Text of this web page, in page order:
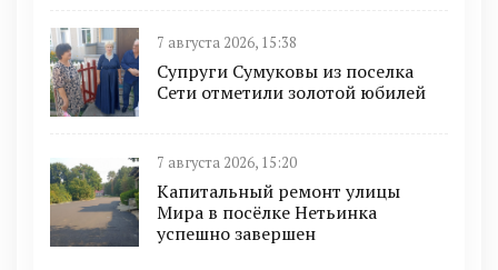
7 августа 2026, 15:38
Супруги Сумуковы из поселка
Сети отметили золотой юбилей
7 августа 2026, 15:20
Капитальный ремонт улицы
Мира в посёлке Нетьинка
успешно завершен